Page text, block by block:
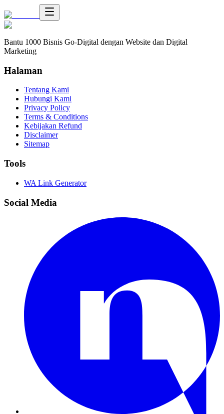
Bantu 1000 Bisnis Go-Digital dengan Website dan Digital
Marketing
Halaman
Tentang Kami
Hubungi Kami
Privacy Policy
Terms & Conditions
Kebijakan Refund
Disclaimer
Sitemap
Tools
WA Link Generator
Social Media